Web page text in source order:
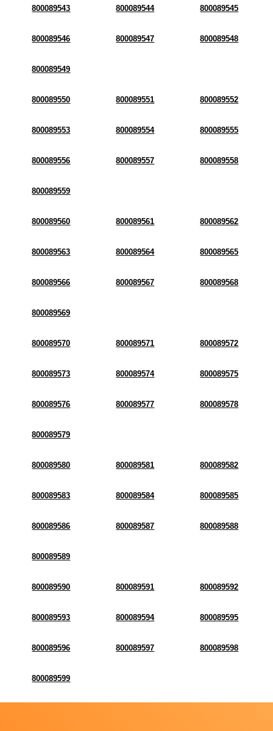
800089543 800089544 800089545
800089546 800089547 800089548
800089549
800089550 800089551 800089552
800089553 800089554 800089555
800089556 800089557 800089558
800089559
800089560 800089561 800089562
800089563 800089564 800089565
800089566 800089567 800089568
800089569
800089570 800089571 800089572
800089573 800089574 800089575
800089576 800089577 800089578
800089579
800089580 800089581 800089582
800089583 800089584 800089585
800089586 800089587 800089588
800089589
800089590 800089591 800089592
800089593 800089594 800089595
800089596 800089597 800089598
800089599